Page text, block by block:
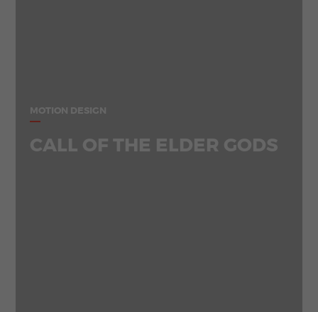
MOTION DESIGN
CALL OF THE ELDER GODS